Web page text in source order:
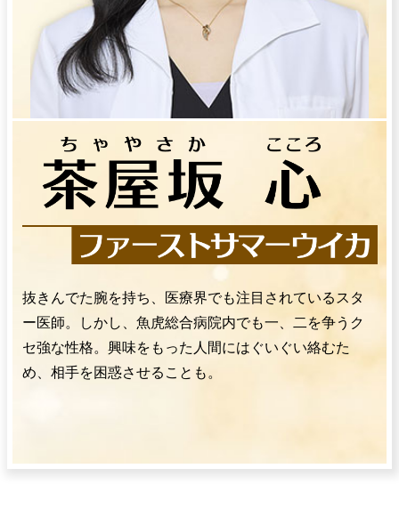
抜きんでた腕を持ち、医療界でも注目されているスタ
ー医師。しかし、魚虎総合病院内でも一、二を争うク
セ強な性格。興味をもった人間にはぐいぐい絡むた
め、相手を困惑させることも。